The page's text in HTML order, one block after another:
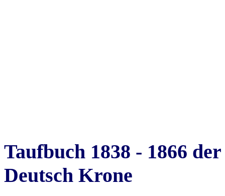
Taufbuch 1838 - 1866
Deutsch Krone